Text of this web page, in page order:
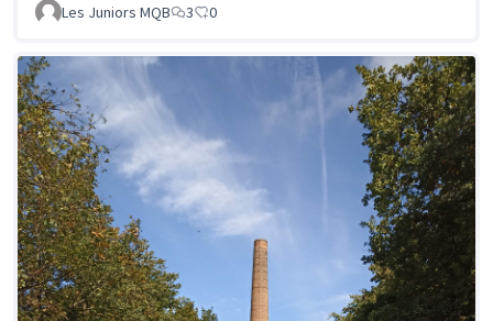
Les Juniors MQB
3 0